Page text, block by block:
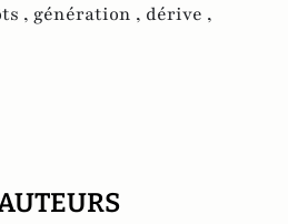
, génération , dérive ,